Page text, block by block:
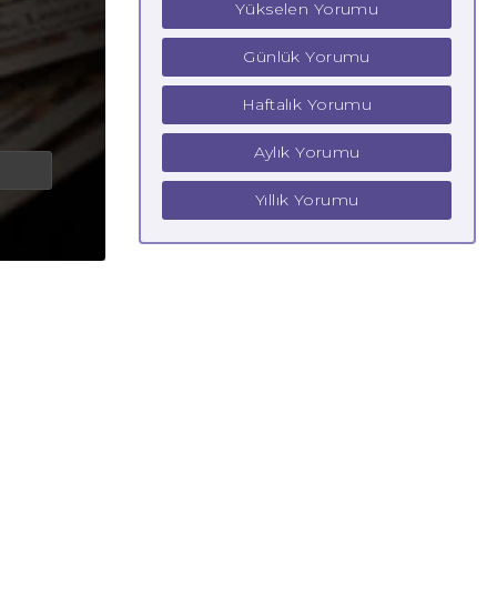
Yükselen Yorumu
Günlük Yorumu
Haftalık Yorumu
Aylık Yorumu
Yıllık Yorumu